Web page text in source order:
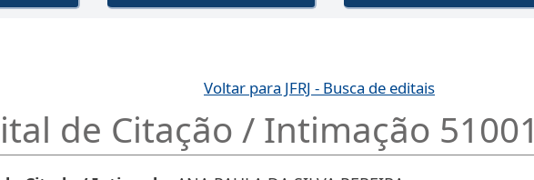
Voltar para JFRJ - Busca de editais
de Citação / Intimação